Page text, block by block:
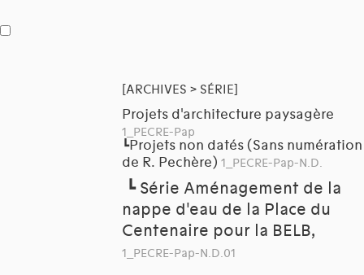
[ARCHIVES > SÉRIE]
Projets d'architecture paysagère
1_PECRE-Pap
┗Projets non datés (Sans numération
de R. Pechère) 1_PECRE-Pap-N.D.
┗ Série Aménagement de la
nappe d'eau de la Place du
Centenaire pour la BELB,
1_PECRE-Pap-N.D.01